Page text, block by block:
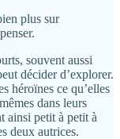
plus sur
souvent aussi
décider d’explorer.
héroïnes ce qu’elles
dans leurs
ainsi petit à petit à
deux autrices.